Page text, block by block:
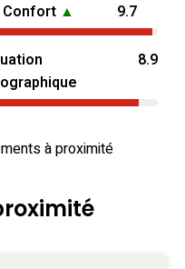
Confort ▲ 9.7
8.9
à proximité